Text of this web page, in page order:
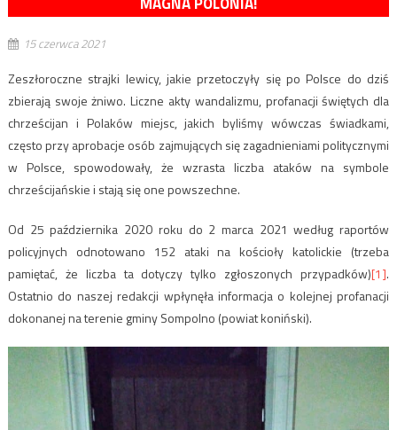
15 czerwca 2021
Zeszłoroczne strajki lewicy, jakie przetoczyły się po Polsce do dziś
zbierają swoje żniwo. Liczne akty wandalizmu, profanacji świętych dla
chrześcijan i Polaków miejsc, jakich byliśmy wówczas świadkami,
często przy aprobacje osób zajmujących się zagadnieniami politycznymi
w Polsce, spowodowały, że wzrasta liczba ataków na symbole
chrześcijańskie i stają się one powszechne.
Od 25 października 2020 roku do 2 marca 2021 według raportów
policyjnych odnotowano 152 ataki na kościoły katolickie (trzeba
pamiętać, że liczba ta dotyczy tylko zgłoszonych przypadków)[1].
Ostatnio do naszej redakcji wpłynęła informacja o kolejnej profanacji
dokonanej na terenie gminy Sompolno (powiat koniński).